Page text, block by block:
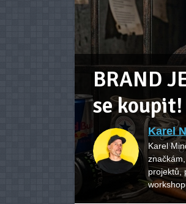
BRAND
se koupit!
Karel
Karel
projektů,